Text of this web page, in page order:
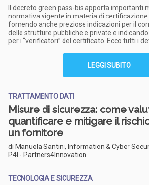
Il decreto green pass-bis apporta importanti
normativa vigente in materia di certificazione
fornendo anche preziose indicazioni per il
delle strutture pubbliche e private e
per i “verificatori” del certificato. Ecco tutti i
LEGGI SUBITO
TRATTAMENTO DATI
Misure di sicurezza: come
quantificare e mitigare il
un fornitore
di Manuela Santini, Information & Cyber
P4I - Partners4Innovation
TECNOLOGIA E SICUREZZA